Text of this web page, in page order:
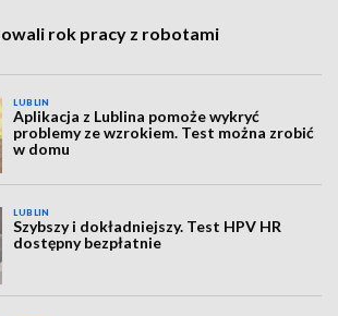
rok pracy z robotami
LUBLIN
Aplikacja z Lublina pomoże wykryć
problemy ze wzrokiem. Test można zrobić
w domu
LUBLIN
Szybszy i dokładniejszy. Test HPV HR
dostępny bezpłatnie